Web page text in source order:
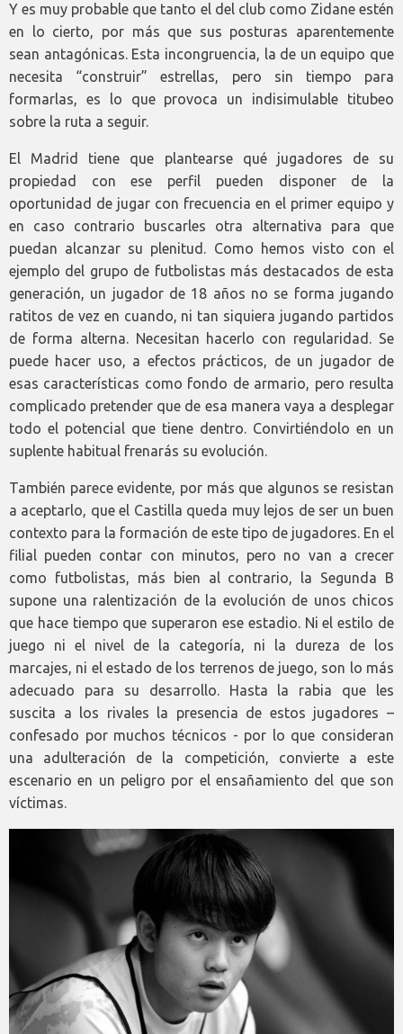
Y es muy probable que tanto el del club como Zidane estén
en lo cierto, por más que sus posturas aparentemente
sean antagónicas. Esta incongruencia, la de un equipo que
necesita “construir” estrellas, pero sin tiempo para
formarlas, es lo que provoca un indisimulable titubeo
sobre la ruta a seguir.
El Madrid tiene que plantearse qué jugadores de su
propiedad con ese perfil pueden disponer de la
oportunidad de jugar con frecuencia en el primer equipo y
en caso contrario buscarles otra alternativa para que
puedan alcanzar su plenitud. Como hemos visto con el
ejemplo del grupo de futbolistas más destacados de esta
generación, un jugador de 18 años no se forma jugando
ratitos de vez en cuando, ni tan siquiera jugando partidos
de forma alterna. Necesitan hacerlo con regularidad. Se
puede hacer uso, a efectos prácticos, de un jugador de
esas características como fondo de armario, pero resulta
complicado pretender que de esa manera vaya a desplegar
todo el potencial que tiene dentro. Convirtiéndolo en un
suplente habitual frenarás su evolución.
También parece evidente, por más que algunos se resistan
a aceptarlo, que el Castilla queda muy lejos de ser un buen
contexto para la formación de este tipo de jugadores. En el
filial pueden contar con minutos, pero no van a crecer
como futbolistas, más bien al contrario, la Segunda B
supone una ralentización de la evolución de unos chicos
que hace tiempo que superaron ese estadio. Ni el estilo de
juego ni el nivel de la categoría, ni la dureza de los
marcajes, ni el estado de los terrenos de juego, son lo más
adecuado para su desarrollo. Hasta la rabia que les
suscita a los rivales la presencia de estos jugadores –
confesado por muchos técnicos - por lo que consideran
una adulteración de la competición, convierte a este
escenario en un peligro por el ensañamiento del que son
víctimas.